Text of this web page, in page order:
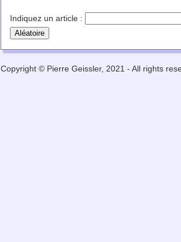
Indiquez un article :
Copyright © Pierre Geissler, 2021 - All rights